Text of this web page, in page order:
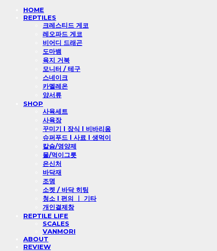
HOME
REPTILES
크레스티드 게코
레오파드 게코
비어디 드래곤
도마뱀
육지 거북
모니터 / 테구
스네이크
카멜레온
양서류
SHOP
사육세트
사육장
꾸미기 l 장식 l 비바리움
슈퍼푸드 l 사료 l 생먹이
칼슘/영양제
물/먹이그릇
은신처
바닥재
조명
소켓 / 바닥 히팅
청소 l 편의 ㅣ 기타
개인결제창
REPTILE LIFE
SCALES
VANMORI
ABOUT
REVIEW